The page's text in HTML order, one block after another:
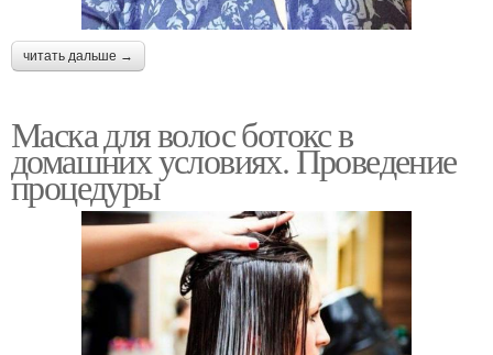
читать дальше →
Маска для волос ботокс в
домашних условиях. Проведение
процедуры